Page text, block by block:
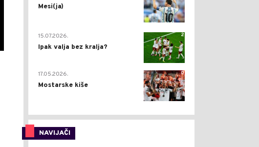
Mesi(ja)
2
15.07.2026.
Ipak valja bez kralja?
0
17.05.2026.
Mostarske kiše
NAVIJAČI